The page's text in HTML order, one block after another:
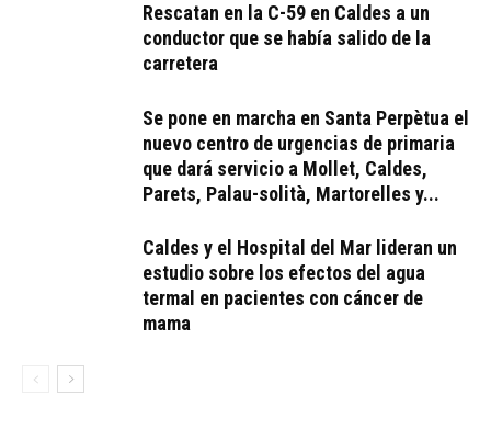
Rescatan en la C-59 en Caldes a un
conductor que se había salido de la
carretera
Se pone en marcha en Santa Perpètua el
nuevo centro de urgencias de primaria
que dará servicio a Mollet, Caldes,
Parets, Palau-solità, Martorelles y...
Caldes y el Hospital del Mar lideran un
estudio sobre los efectos del agua
termal en pacientes con cáncer de
mama